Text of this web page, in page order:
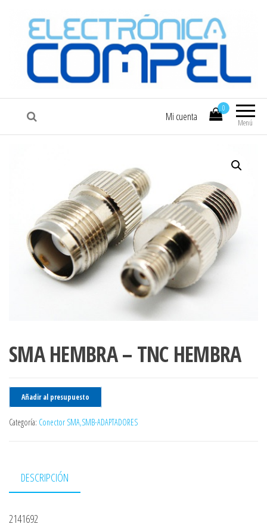
COMPEL Electrónica COMPEL
Menú
0
Mi cuenta
SMA HEMBRA – TNC HEMBRA
Añadir al presupuesto
Categoría: Conector SMA,SMB-ADAPTADORES
DESCRIPCIÓN
2141692